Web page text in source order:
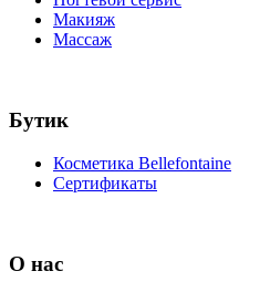
Макияж
Массаж
Бутик
Косметика Bellefontaine
Сертификаты
О нас